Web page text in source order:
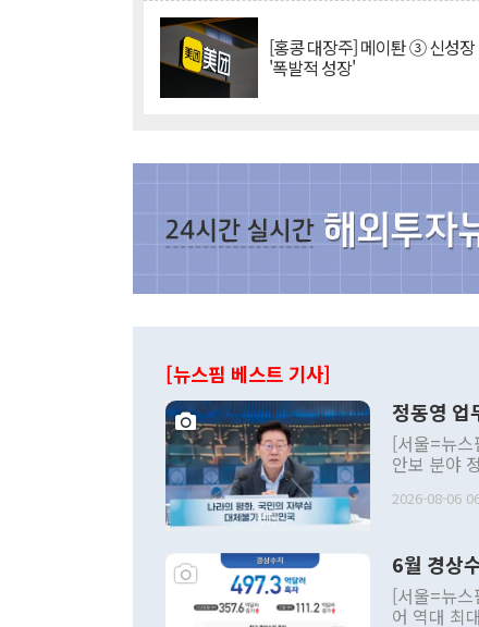
[홍콩 대장주] 메이퇀 ③ 신성장
'폭발적 성장'
[뉴스핌 베스트 기사]
정동영 업
[서울=뉴스
안보 분야
발언 중에
주의적 희
관의 대북
관 부처 장
2026-08-06
6월 경상
[서울=뉴스
어 역대 최